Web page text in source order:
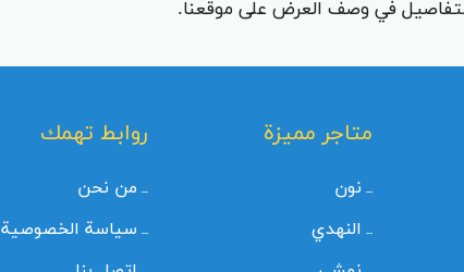
في وصف العرض على موقعنا.
متاجر مميزة
نون
النهدي
روابط تهمك
من نحن
سياسة الخصوصية